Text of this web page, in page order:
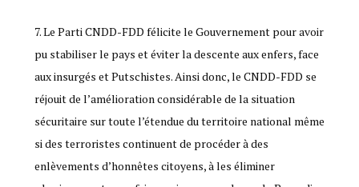
Le Parti CNDD-FDD félicite le Gouvernement pour avoir
pu stabiliser le pays et éviter la descente aux enfers, face
aux insurgés et Putschistes. Ainsi donc, le CNDD-FDD se
réjouit de l’amélioration considérable de la situation
sécuritaire sur toute l’étendue du territoire national même
si des terroristes continuent de procéder à des
enlèvements d’honnêtes citoyens, à les éliminer